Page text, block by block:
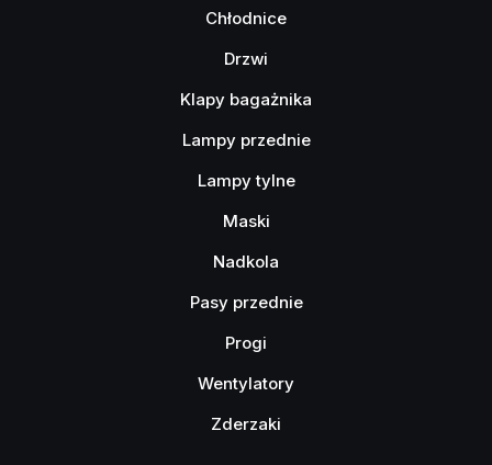
Chłodnice
Drzwi
Klapy bagażnika
Lampy przednie
Lampy tylne
Maski
Nadkola
Pasy przednie
Progi
Wentylatory
Zderzaki